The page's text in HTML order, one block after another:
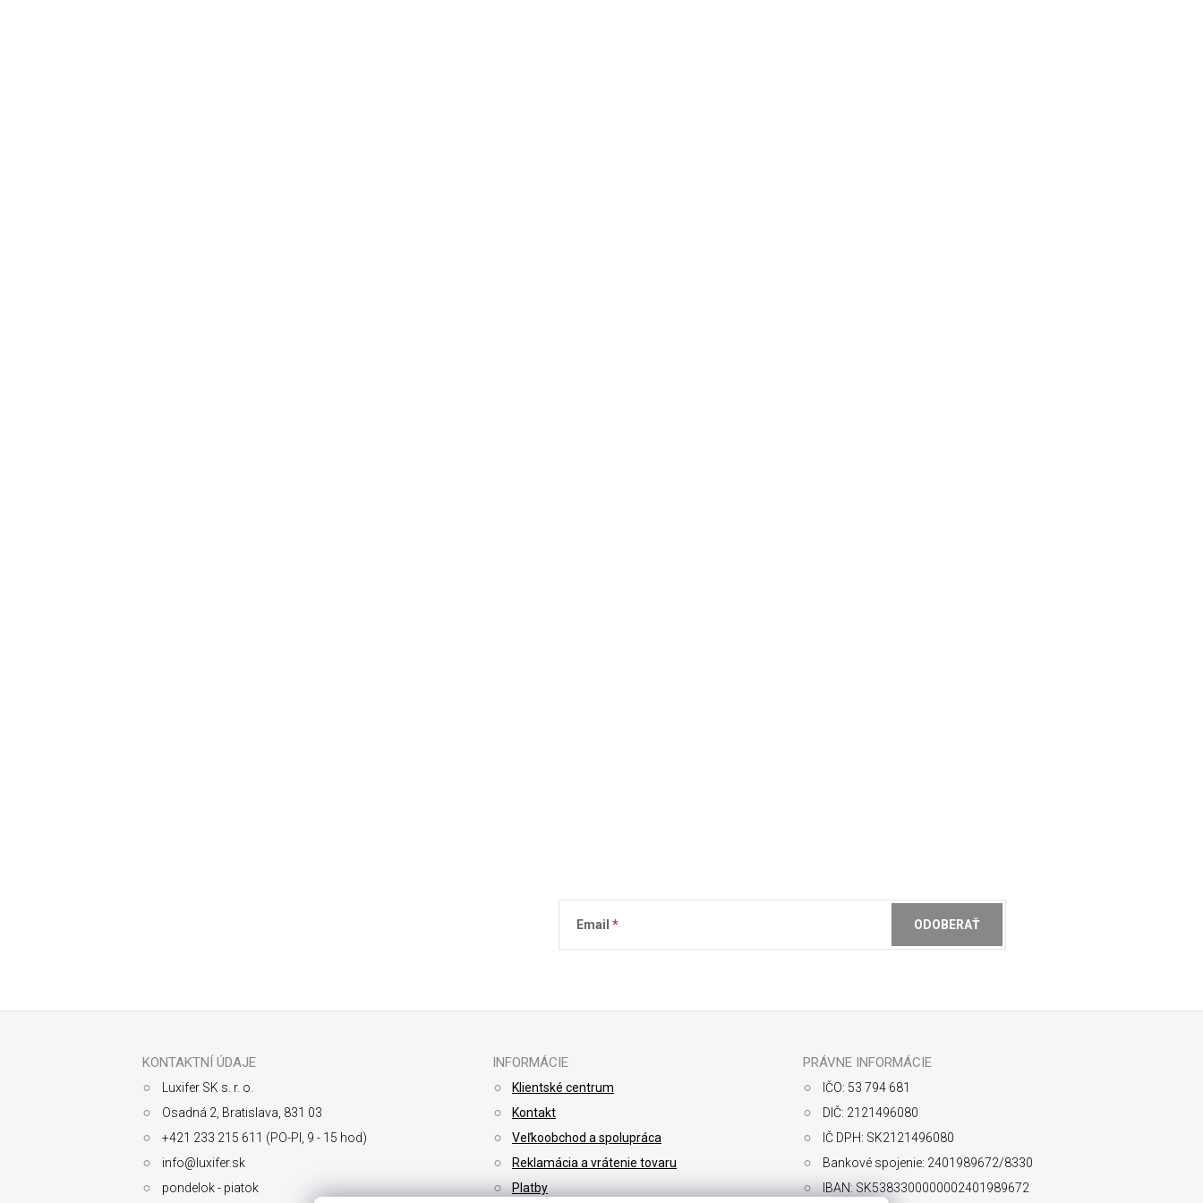
Email ODOBERAŤ
KONTAKTNÍ ÚDAJE
Luxifer SK s. r. o.
Osadná 2, Bratislava, 831 03
+421 233 215 611 (PO-PI, 9 - 15 hod)
info@luxifer.sk
pondelok - piatok
INFORMÁCIE
Klientské centrum
Kontakt
Veľkoobchod a spolupráca
Reklamácia a vrátenie tovaru
Platby
PRÁVNE INFORMÁCIE
IČO: 53 794 681
DIČ: 2121496080
IČ DPH: SK2121496080
Bankové spojenie: 2401989672/8330
IBAN: SK5383300000002401989672